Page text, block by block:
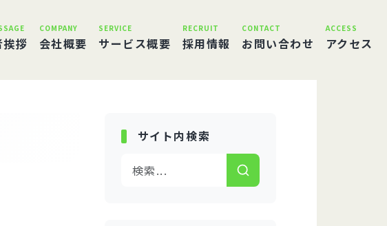
拶
COMPANY
会社概要
SERVICE
サービス概要
RECRUIT
採用情報
CONTACT
お問い合わせ
ACCESS
アクセス
サイト内検索